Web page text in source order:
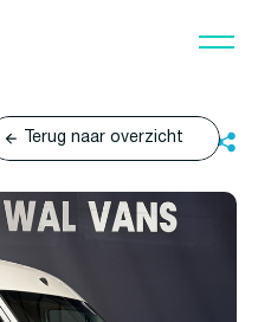
Terug naar overzicht